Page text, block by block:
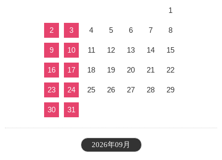
1
2 3 4 5 6 7 8
9 10 11 12 13 14 15
16 17 18 19 20 21 22
23 24 25 26 27 28 29
30 31
2026年09月